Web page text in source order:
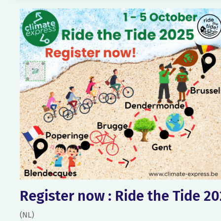
Register now : Ride the Tide
(NL)